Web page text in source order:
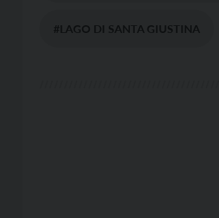
#LAGO DI SANTA GIUSTINA